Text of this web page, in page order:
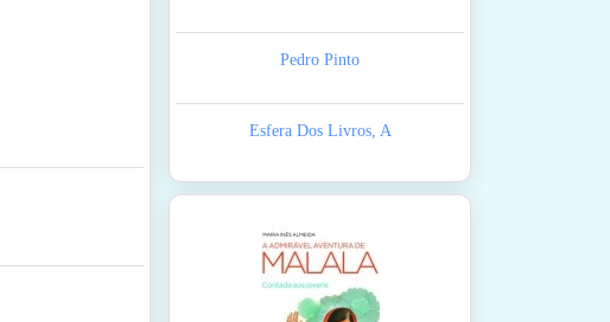
Pedro Pinto
Esfera Dos Livros, A